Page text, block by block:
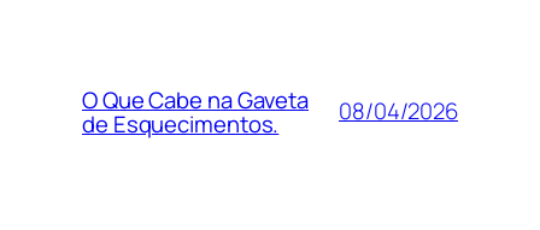
O Que Cabe na Gaveta
de Esquecimentos. 08/04/2026